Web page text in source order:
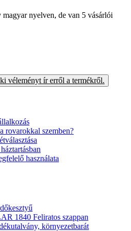
nyelven, de van 5 vásárlói
véleményt ír erről a termékről.
rovarokkal szemben?
használata
1840 Feliratos szappan
környezetbarát